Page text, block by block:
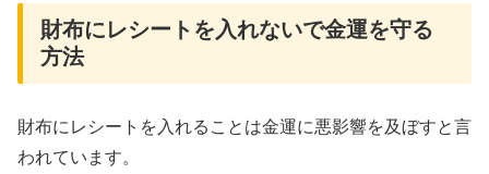
財布にレシートを入れないで金運を守る
方法
財布にレシートを入れることは金運に悪影響を及ぼすと言
われています。